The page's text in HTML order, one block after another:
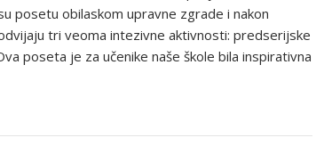
posetu obilaskom upravne zgrade i nakon
tri veoma intezivne aktivnosti: predserijske
poseta je za učenike naše škole bila inspirativna